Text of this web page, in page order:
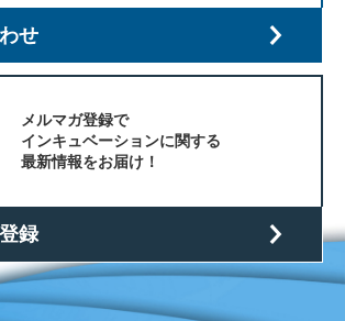
せ
メルマガ登録で
インキュベーションに関する
最新情報をお届け！
録